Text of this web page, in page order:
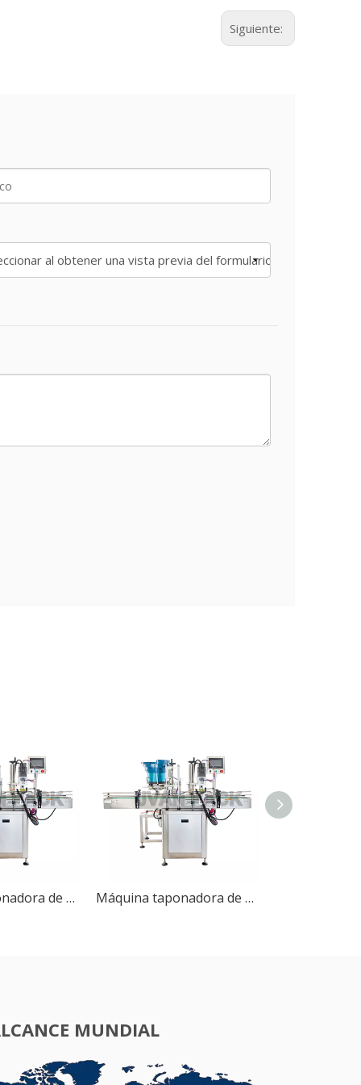
Siguiente:
Máquina taponadora de botellas automática CDX-1 con alimentador de tapas Máquina taponadora de botellas automática CDX-1 con alimentador de tapas
MUNDIAL